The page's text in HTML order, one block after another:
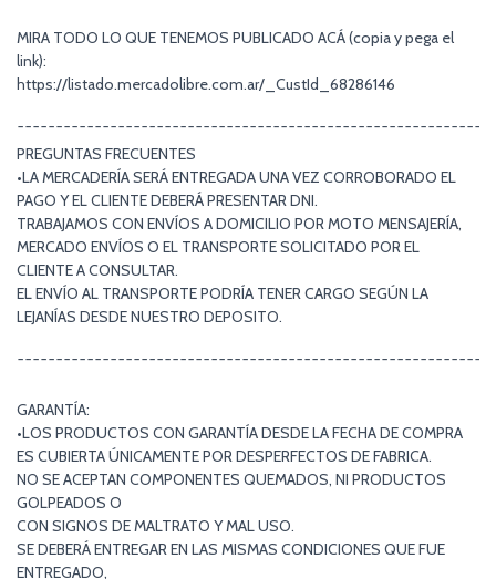
MIRA TODO LO QUE TENEMOS PUBLICADO ACÁ (copia y pega el
link):
https://listado.mercadolibre.com.ar/_CustId_68286146
PREGUNTAS FRECUENTES
•LA MERCADERÍA SERÁ ENTREGADA UNA VEZ CORROBORADO EL
PAGO Y EL CLIENTE DEBERÁ PRESENTAR DNI.
TRABAJAMOS CON ENVÍOS A DOMICILIO POR MOTO MENSAJERÍA,
MERCADO ENVÍOS O EL TRANSPORTE SOLICITADO POR EL
CLIENTE A CONSULTAR.
EL ENVÍO AL TRANSPORTE PODRÍA TENER CARGO SEGÚN LA
LEJANÍAS DESDE NUESTRO DEPOSITO.
GARANTÍA:
•LOS PRODUCTOS CON GARANTÍA DESDE LA FECHA DE COMPRA
ES CUBIERTA ÚNICAMENTE POR DESPERFECTOS DE FABRICA.
NO SE ACEPTAN COMPONENTES QUEMADOS, NI PRODUCTOS
GOLPEADOS O
CON SIGNOS DE MALTRATO Y MAL USO.
SE DEBERÁ ENTREGAR EN LAS MISMAS CONDICIONES QUE FUE
ENTREGADO,